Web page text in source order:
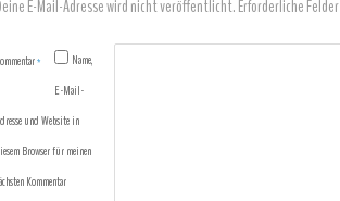
E-Mail-Adresse wird nicht veröffentlicht.Erforderliche
*
Name,
E-Mail-
und Website in
Browser für meinen
Kommentar